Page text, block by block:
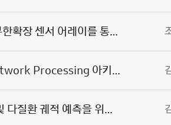
헤밀토니언 인공분자인식 그랜드 설계모델 및 무한확장 센서 어레이를 통한 초고해상도 온라인 바이오공정 분석기술 개발
차세대 분산 AI 추론을 위한 Switchless In-Network Processing 아키텍처 연구
수리모델 기반 종단형 웨어러블 생리상태 복원 및 다질환 궤적 예측을 위한 디지털 헬스 파운데이션 기술 개발